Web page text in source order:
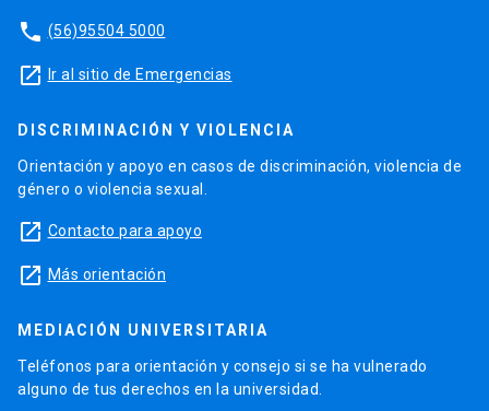
phone (56)95504 5000
launch Ir al sitio de Emergencias
DISCRIMINACIÓN Y VIOLENCIA
Orientación y apoyo en casos de discriminación, violencia de
género o violencia sexual.
launch Contacto para apoyo
launch Más orientación
MEDIACIÓN UNIVERSITARIA
Teléfonos para orientación y consejo si se ha vulnerado
alguno de tus derechos en la universidad.